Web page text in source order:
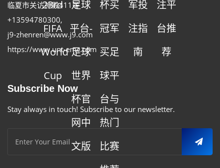
23rd
FIFA
World
Cup
足球
平台-
足球
世界
杯官
网中
文版
杯买
冠军
买足
球平
台与
热门
比赛
军投
注指
南
注平
台推
荐
临夏市关访神殿411号
+13594780300,
j9-zhenren@www.j9.com
https://www.unt-emc.com
Subscribe Now
Stay always in touch! Subscribe to our newsletter.